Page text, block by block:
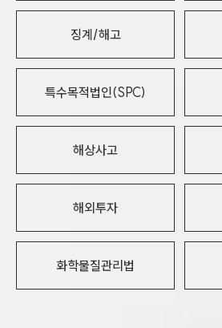
징계/해고
특수목적법인(SPC)
해상사고
해외투자
화학물질관리법